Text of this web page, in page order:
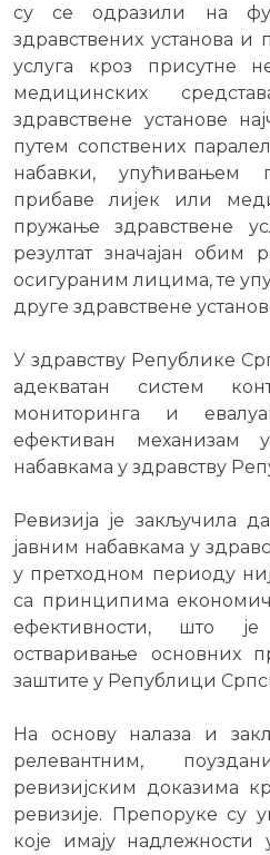
су се одразили на
здравствених установа и
услуга кроз присутне
медицинских
здравствене установе
путем сопствених
набавки, упућивањем
прибаве лијек или
пружање здравствене
резултат значајан обим
осигураним лицима, те
друге здравствене
У здравству Републике
адекватан систем
мониторинга и
ефективан механизам
набавкама у здравству
Ревизија је закључила
јавним набавкама у
у претходном периоду
са принципима
ефективности, што
остваривање основних
заштите у Републици
На основу налаза и
релевантним,
ревизијским доказима
ревизије. Препоруке су
које имају